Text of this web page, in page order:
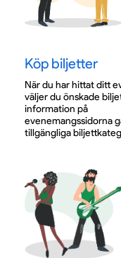
Köp biljetter
När du har hittat ditt
väljer du önskade
information på
evenemangssidorna
tillgängliga